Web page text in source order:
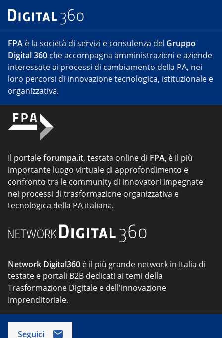
FPA è la società di servizi e consulenza del Gruppo
Digital 360 che accompagna amministrazioni e aziende
interessate ai processi di cambiamento della PA, nei
loro percorsi di innovazione tecnologica, istituzionale e
organizzativa.
Il portaleforumpa.it, testata online di FPA, è il più
importante luogo virtuale di approfondimento e
confronto tra le community di innovatori impegnate
nei processi di trasformazione organizzativa e
tecnologica della PA italiana.
Network Digital360 è il più grande network in Italia di
testate e portali B2B dedicati ai temi della
Trasformazione Digitale e dell'innovazione
Imprenditoriale.
Seguici